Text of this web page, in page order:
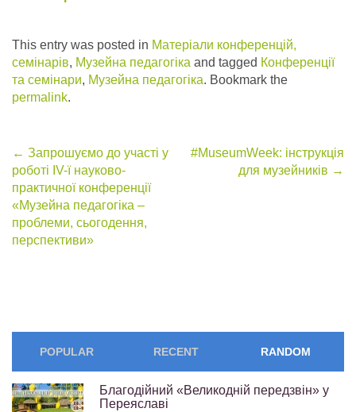
This entry was posted in Матеріали конференцій,
семінарів, Музейна педагогіка and tagged Конференції
та семінари, Музейна педагогіка. Bookmark the
permalink.
Post
navigation
← Запрошуємо до участі у
роботі IV-ї науково-
практичної конференції
«Музейна педагогіка –
проблеми, сьогодення,
перспективи»
#‎MuseumWeek‬: інструкція
для музейників →
POPULAR RECENT RANDOM
Благодійний «Великодній передзвін» у
Переяславі